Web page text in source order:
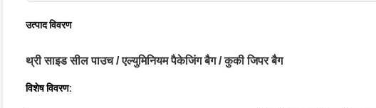
उत्पाद विवरण
थ्री साइड सील पाउच / एल्युमिनियम पैकेजिंग बैग / कुकी जिपर बैग
विशेष विवरण: